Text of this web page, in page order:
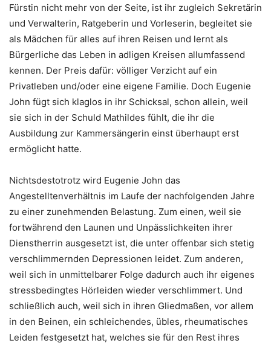
Fürstin nicht mehr von der Seite, ist ihr zugleich Sekretärin
und Verwalterin, Ratgeberin und Vorleserin, begleitet sie
als Mädchen für alles auf ihren Reisen und lernt als
Bürgerliche das Leben in adligen Kreisen allumfassend
kennen. Der Preis dafür: völliger Verzicht auf ein
Privatleben und/oder eine eigene Familie. Doch Eugenie
John fügt sich klaglos in ihr Schicksal, schon allein, weil
sie sich in der Schuld Mathildes fühlt, die ihr die
Ausbildung zur Kammersängerin einst überhaupt erst
ermöglicht hatte.
Nichtsdestotrotz wird Eugenie John das
Angestelltenverhältnis im Laufe der nachfolgenden Jahre
zu einer zunehmenden Belastung. Zum einen, weil sie
fortwährend den Launen und Unpässlichkeiten ihrer
Dienstherrin ausgesetzt ist, die unter offenbar sich stetig
verschlimmernden Depressionen leidet. Zum anderen,
weil sich in unmittelbarer Folge dadurch auch ihr eigenes
stressbedingtes Hörleiden wieder verschlimmert. Und
schließlich auch, weil sich in ihren Gliedmaßen, vor allem
in den Beinen, ein schleichendes, übles, rheumatisches
Leiden festgesetzt hat, welches sie für den Rest ihres